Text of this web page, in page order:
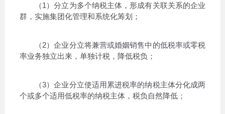
（1）分立为多个纳税主体，形成有关联关系的企业
群，实施集团化管理和系统化筹划；
（2）企业分立将兼营或婚姻销售中的低税率或零税
率业务独立出来，单独计税，降低税负；
（3）企业分立使适用累进税率的纳税主体分化成两
个或多个适用低税率的纳税主体，税负自然降低；